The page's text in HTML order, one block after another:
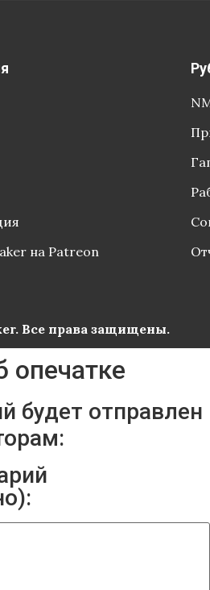
на Patreon
Все права защищены.
опечатке
будет отправлен